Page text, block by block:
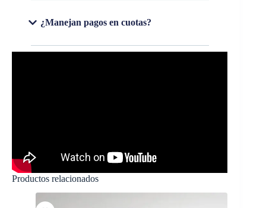
¿Manejan pagos en cuotas?
Productos relacionados